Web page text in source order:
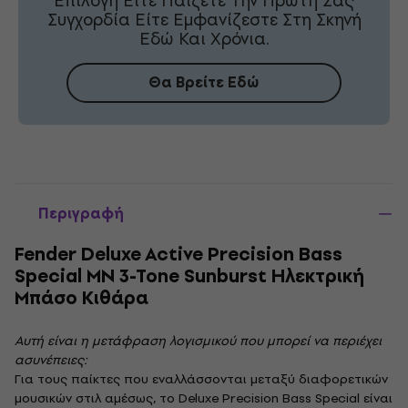
Συγχορδία Είτε Εμφανίζεστε Στη Σκηνή
Εδώ Και Χρόνια.
Θα Βρείτε Εδώ
Περιγραφή
Fender Deluxe Active Precision Bass
Special MN 3-Tone Sunburst Ηλεκτρική
Μπάσο Κιθάρα
Αυτή είναι η μετάφραση λογισμικού που μπορεί να περιέχει
ασυνέπειες:
Για τους παίκτες που εναλλάσσονται μεταξύ διαφορετικών
μουσικών στιλ αμέσως, το Deluxe Precision Bass Special είναι